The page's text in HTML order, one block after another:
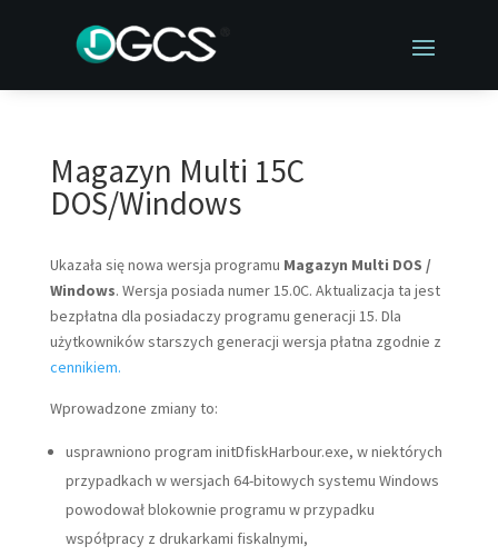
Magazyn Multi 15C
DOS/Windows
Ukazała się nowa wersja programu Magazyn Multi DOS /
Windows. Wersja posiada numer 15.0C. Aktualizacja ta jest
bezpłatna dla posiadaczy programu generacji 15. Dla
użytkowników starszych generacji wersja płatna zgodnie z
cennikiem.
Wprowadzone zmiany to:
usprawniono program initDfiskHarbour.exe, w niektórych
przypadkach w wersjach 64-bitowych systemu Windows
powodował blokownie programu w przypadku
współpracy z drukarkami fiskalnymi,